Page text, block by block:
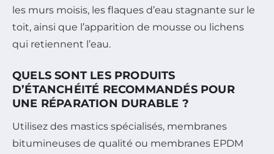
les murs moisis, les flaques d’eau stagnante sur le
toit, ainsi que l’apparition de mousse ou lichens
qui retiennent l’eau.
QUELS SONT LES PRODUITS
D’ÉTANCHÉITÉ RECOMMANDÉS POUR
UNE RÉPARATION DURABLE ?
Utilisez des mastics spécialisés, membranes
bitumineuses de qualité ou membranes EPDM